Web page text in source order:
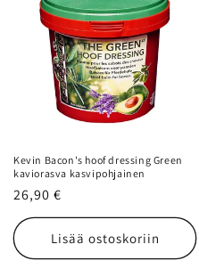
Kevin Bacon's hoof dressing Green
kaviorasva kasvipohjainen
Normaalihinta
26,90 €
Lisää ostoskoriin